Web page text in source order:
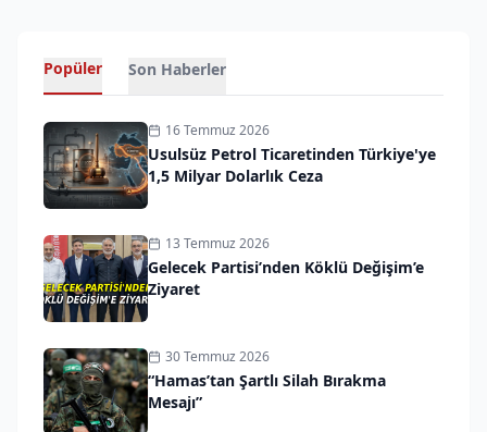
Popüler Son Haberler
16 Temmuz 2026
Usulsüz Petrol Ticaretinden Türkiye'ye
1,5 Milyar Dolarlık Ceza
13 Temmuz 2026
Gelecek Partisi’nden Köklü Değişim’e
Ziyaret
30 Temmuz 2026
“Hamas’tan Şartlı Silah Bırakma
Mesajı”